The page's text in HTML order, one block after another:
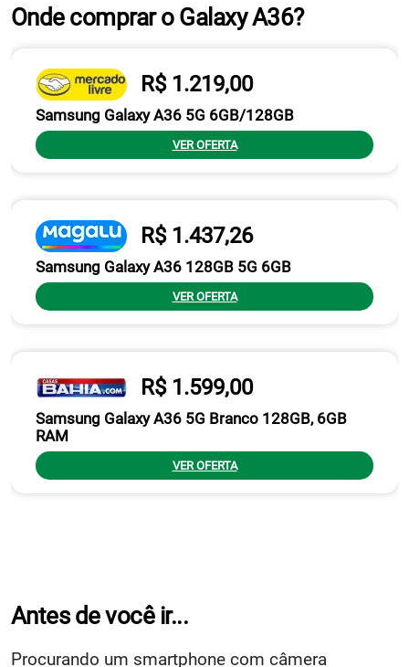
Onde comprar o Galaxy A36?
R$ 1.219,00
Samsung Galaxy A36 5G 6GB/128GB
VER OFERTA
R$ 1.437,26
Samsung Galaxy A36 128GB 5G 6GB
VER OFERTA
R$ 1.599,00
Samsung Galaxy A36 5G Branco 128GB, 6GB
RAM
VER OFERTA
Antes de você ir...
Procurando um smartphone com câmera